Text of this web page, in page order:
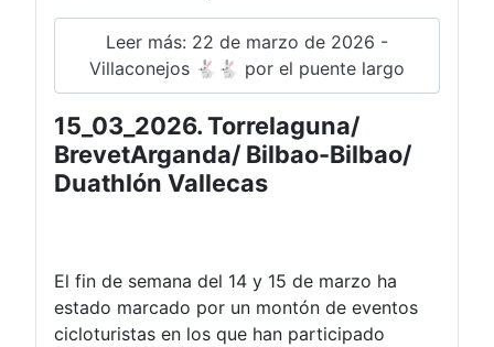
Leer más: 22 de marzo de 2026 -
Villaconejos 🐇🐇 por el puente largo
15_03_2026. Torrelaguna/
BrevetArganda/ Bilbao-Bilbao/
Duathlón Vallecas
El fin de semana del 14 y 15 de marzo ha
estado marcado por un montón de eventos
cicloturistas en los que han participado